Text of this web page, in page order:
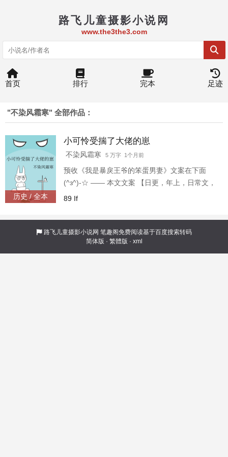
路飞儿童摄影小说网
www.the3the3.com
首页 排行 完本 足迹
"不染风霜寒" 全部作品：
历史 / 全本
小可怜受揣了大佬的崽
不染风霜寒 5 万字 1个月前
预收《我是暴戾王爷的笨蛋男妻》文案在下面
(^з^)-☆ —— 本文文案 【日更，年上，日常文，
弱受】 赵旻贵为侯府世子，却不受家人喜欢。 父
的丫头见了他都恨不得淬一口，说一声“晦气。”
他想不明白只能努力学习，希望有朝一日父母能
认可他、或者不那么讨厌他也好。 直到他发现生
活的世界是一本话本。 原来，他的生母是江南乐
89 If
路飞儿童摄影小说网 笔趣阁免费阅读基于百度搜索转码
简体版 · 繁體版 · xml